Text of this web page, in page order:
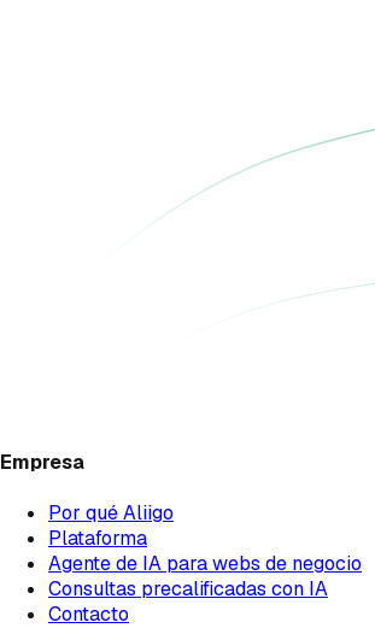
Empresa
Por qué Aliigo
Plataforma
Agente de IA para webs de negocio
Consultas precalificadas con IA
Contacto